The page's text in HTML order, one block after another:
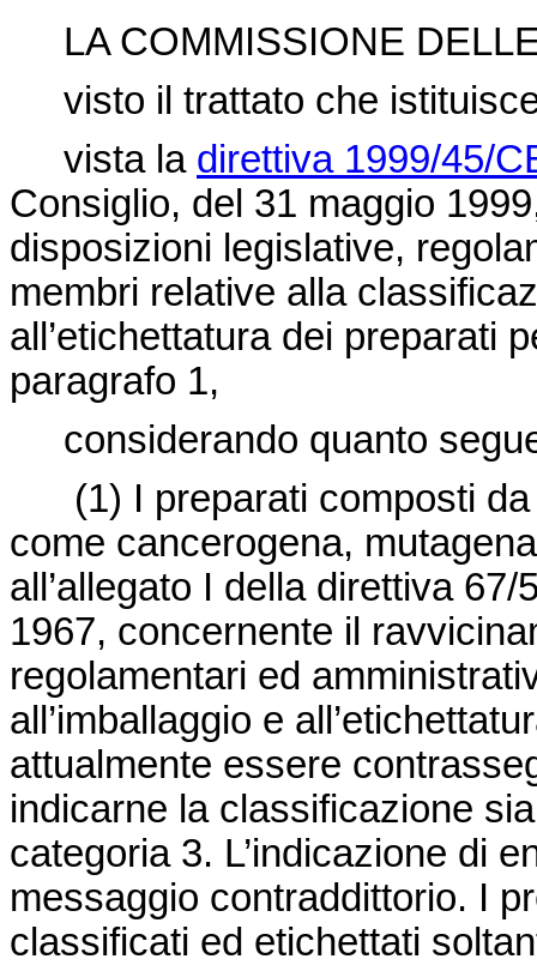
LA COMMISSIONE
visto il trattato che
vista la direttiva 1999/45/
Consiglio, del 31 maggio
disposizioni legislative,
membri relative alla
all’etichettatura dei preparati
paragrafo 1,
considerando quanto
(1) I preparati composti
come cancerogena,
all’allegato I della direttiva 67/
1967, concernente il
regolamentari ed
all’imballaggio e
attualmente essere
indicarne la classificazione
categoria 3. L’indicazione di
messaggio contraddittorio. I
classificati ed etichettati